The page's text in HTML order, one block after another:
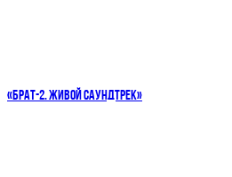
«БРАТ-2. ЖИВОЙ САУНДТРЕК»